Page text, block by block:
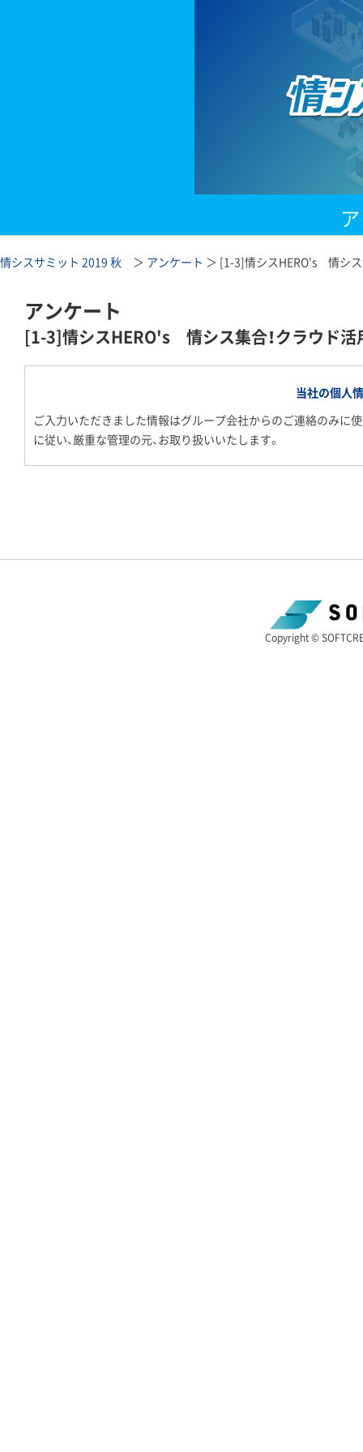
情シスサミット 2019 秋 ＞ アンケート ＞ [1-3]情シスHERO's 情シス
アンケート
[1-3]情シスHERO's 情シス集合！クラウド活
当社の個人
ご入力いただきました情報はグループ会社からのご連絡のみに
に従い、厳重な管理の元、お取り扱いいたします。
Copyright ©